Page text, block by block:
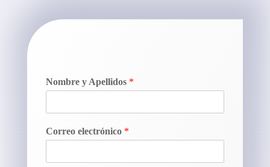
Nombre y Apellidos *
Correo electrónico *